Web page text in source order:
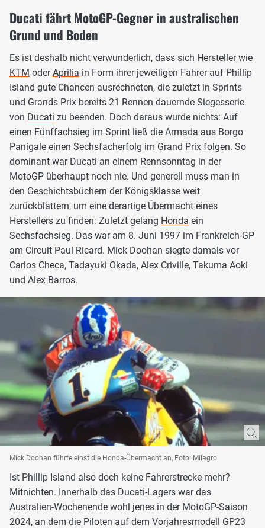
Ducati fährt MotoGP-Gegner in australischen
Grund und Boden
Es ist deshalb nicht verwunderlich, dass sich Hersteller wie
KTM oderAprilia in Form ihrer jeweiligen Fahrer auf Phillip
Island gute Chancen ausrechneten, die zuletzt in Sprints
und Grands Prix bereits 21 Rennen dauernde Siegesserie
von Ducati zu beenden. Doch daraus wurde nichts: Auf
einen Fünffachsieg im Sprint ließ die Armada aus Borgo
Panigale einen Sechsfacherfolg im Grand Prix folgen. So
dominant war Ducati an einem Rennsonntag in der
MotoGP überhaupt noch nie. Und generell muss man in
den Geschichtsbüchern der Königsklasse weit
zurückblättern, um eine derartige Übermacht eines
Herstellers zu finden: Zuletzt gelang Honda ein
Sechsfachsieg. Das war am 8. Juni 1997 im Frankreich-GP
am Circuit Paul Ricard. Mick Doohan siegte damals vor
Carlos Checa, Tadayuki Okada, Alex Criville, Takuma Aoki
und Alex Barros.
Mick Doohan führte einst die Honda-Übermacht an, Foto: Milagro
Ist Phillip Island also doch keine Fahrerstrecke mehr?
Mitnichten. Innerhalb das Ducati-Lagers war das
Australien-Wochenende wohl jenes in der MotoGP-Saison
2024, an dem die Piloten auf dem Vorjahresmodell GP23